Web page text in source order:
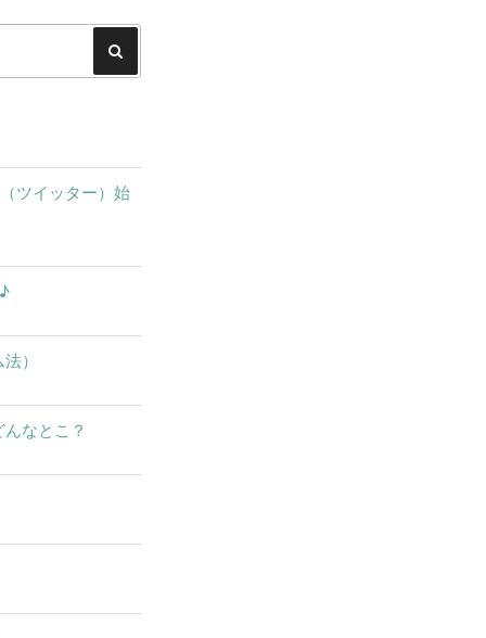
検
索
ツイッター）始
）
なとこ？